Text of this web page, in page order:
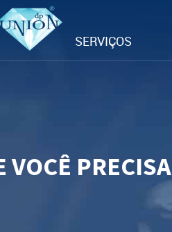
SERVIÇOS
VOCÊ PRECISA